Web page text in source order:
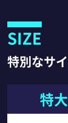
SIZE
特別なサ
特